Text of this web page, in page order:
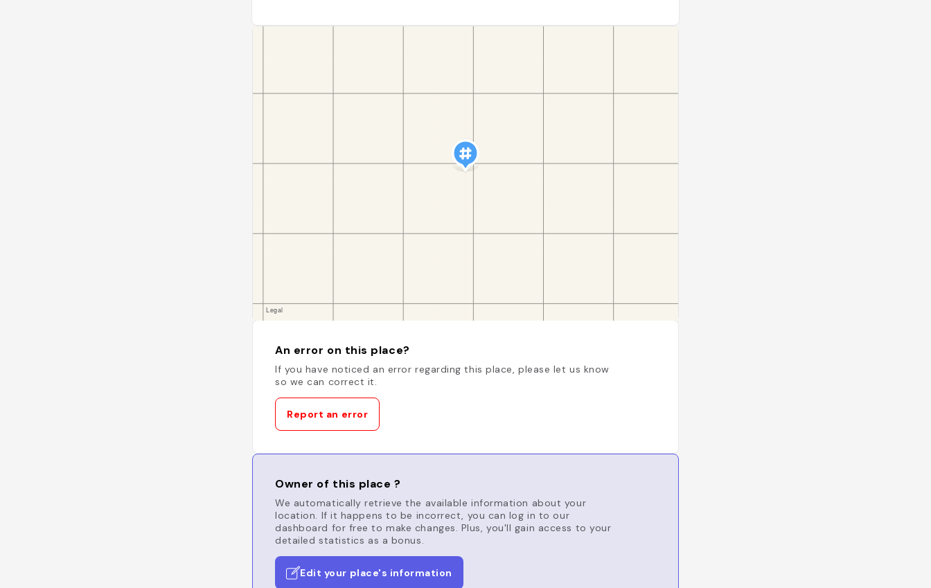
An error on this place?
If you have noticed an error regarding this place, please let us know
so we can correct it.
Report an error
Owner of this place ?
We automatically retrieve the available information about your
location. If it happens to be incorrect, you can log in to our
dashboard for free to make changes. Plus, you'll gain access to your
detailed statistics as a bonus.
Edit your place's information